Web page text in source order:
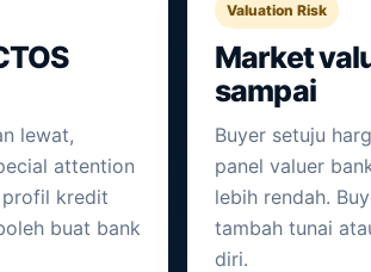
lewat,
attention
kredit
buat bank
Valuation Risk
Market
sampai
Buyer setuju
panel valuer
lebih rendah.
tambah tunai
diri.